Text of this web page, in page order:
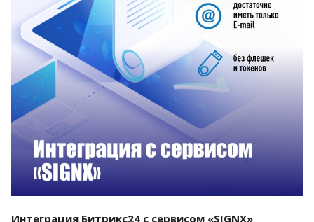
Смотреть проект
Интеграция Битрикс24 с сервисом «SIGNX»